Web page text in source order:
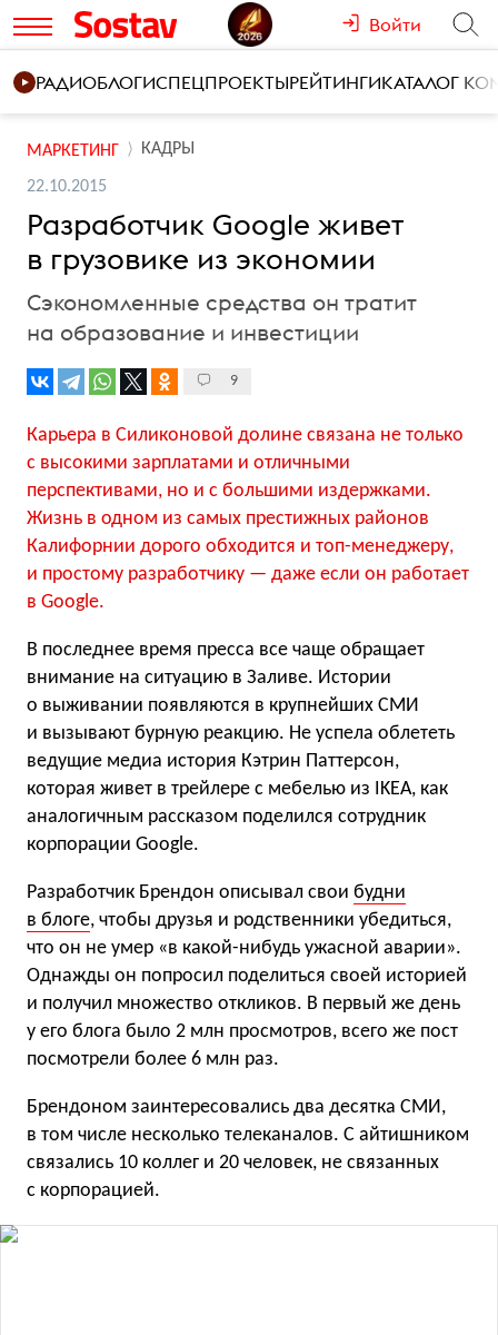
Войти
РАДИОБЛОГИСПЕЦПРОЕКТЫРЕЙТИНГИКАТАЛОГ
МАРКЕТИНГ КАДРЫ
22.10.2015
Разработчик Google живет
в грузовике из экономии
Сэкономленные средства он тратит
на образование и инвестиции
9
Карьера в Силиконовой долине связана не только
с высокими зарплатами и отличными
перспективами, но и с большими издержками.
Жизнь в одном из самых престижных районов
Калифорнии дорого обходится и топ-менеджеру,
и простому разработчику — даже если он работает
в Google.
В последнее время пресса все чаще обращает
внимание на ситуацию в Заливе. Истории
о выживании появляются в крупнейших СМИ
и вызывают бурную реакцию. Не успела облететь
ведущие медиа история Кэтрин Паттерсон,
которая живет в трейлере с мебелью из IKEA, как
аналогичным рассказом поделился сотрудник
корпорации Google.
Разработчик Брендон описывал свои будни
в блоге, чтобы друзья и родственники убедиться,
что он не умер «в какой-нибудь ужасной аварии».
Однажды он попросил поделиться своей историей
и получил множество откликов. В первый же день
у его блога было 2 млн просмотров, всего же пост
посмотрели более 6 млн раз.
Брендоном заинтересовались два десятка СМИ,
в том числе несколько телеканалов. С айтишником
связались 10 коллег и 20 человек, не связанных
с корпорацией.